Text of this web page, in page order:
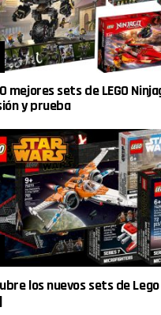
mejores sets de LEGO
y prueba
los nuevos sets de